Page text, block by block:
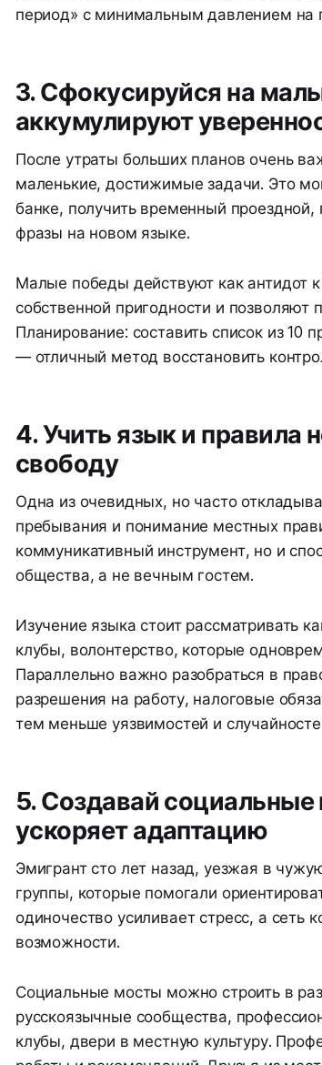
период» с минимальным давлением на
3. Сфокусируйся на
аккумулируют
После утраты больших планов очень
маленькие, достижимые задачи. Это
банке, получить временный
фразы на новом языке.
Малые победы действуют как антидот
собственной пригодности и позволяют
Планирование: составить список из 10
— отличный метод восстановить
4. Учить язык и
свободу
Одна из очевидных, но часто
пребывания и понимание местных
коммуникативный инструмент, но и
общества, а не вечным гостем.
Изучение языка стоит рассматривать
клубы, волонтерство, которые
Параллельно важно разобраться в
разрешения на работу, налоговые
тем меньше уязвимостей и
5. Создавай
ускоряет адаптацию
Эмигрант сто лет назад, уезжая в
группы, которые помогали
одиночество усиливает стресс, а сеть
возможности.
Социальные мосты можно строить в
русскоязычные сообщества,
клубы, двери в местную культуру.